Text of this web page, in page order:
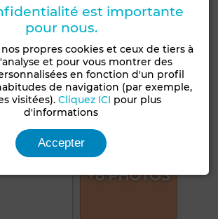
+8 PHOTOS
est importante
pour nous.
propres cookies et ceux de tiers à
et pour vous montrer des
en fonction d'un profil
de navigation (par exemple,
visitées). Cliquez ICI pour plus
d'informations
Accepter